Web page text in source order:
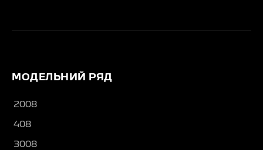
МОДЕЛЬНИЙ РЯД
2008
408
3008